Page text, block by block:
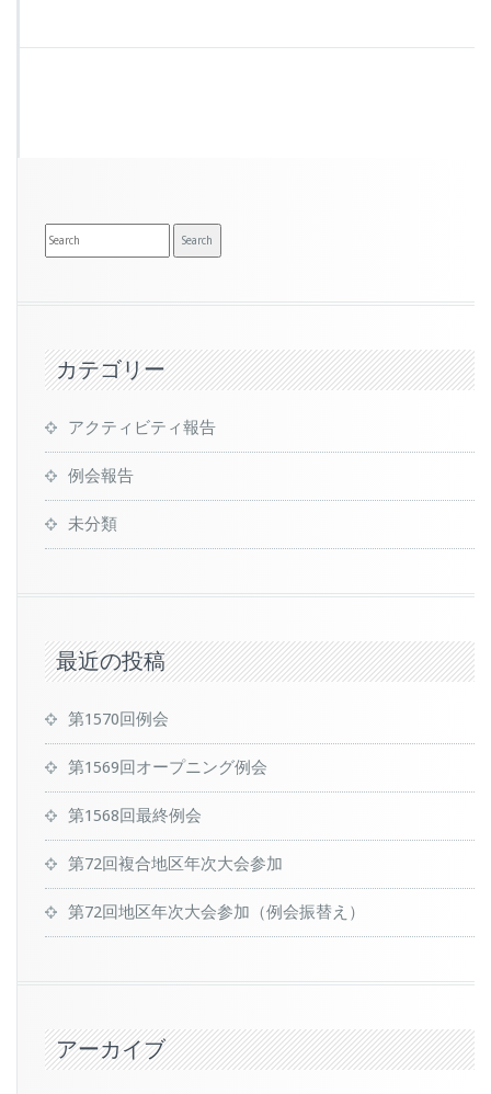
カテゴリー
アクティビティ報告
例会報告
未分類
最近の投稿
第1570回例会
第1569回オープニング例会
第1568回最終例会
第72回複合地区年次大会参加
第72回地区年次大会参加（例会振替え）
アーカイブ